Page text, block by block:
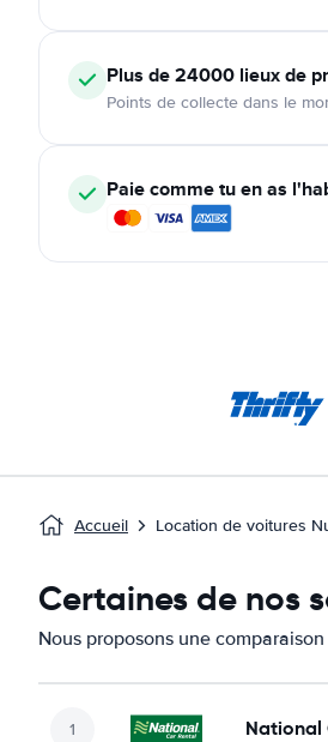
Plus de 24000 lieux de
Points de collecte dans le
Paie comme tu en as
Accueil Location de voitures
Certaines de nos
Nous proposons une
National